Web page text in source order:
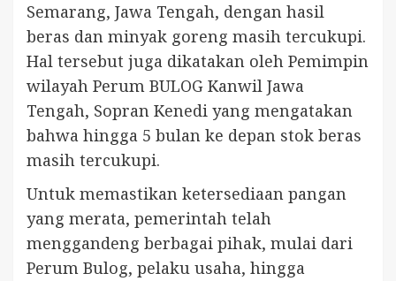
Semarang, Jawa Tengah, dengan hasil
beras dan minyak goreng masih tercukupi.
Hal tersebut juga dikatakan oleh Pemimpin
wilayah Perum BULOG Kanwil Jawa
Tengah, Sopran Kenedi yang mengatakan
bahwa hingga 5 bulan ke depan stok beras
masih tercukupi.
Untuk memastikan ketersediaan pangan
yang merata, pemerintah telah
menggandeng berbagai pihak, mulai dari
Perum Bulog, pelaku usaha, hingga